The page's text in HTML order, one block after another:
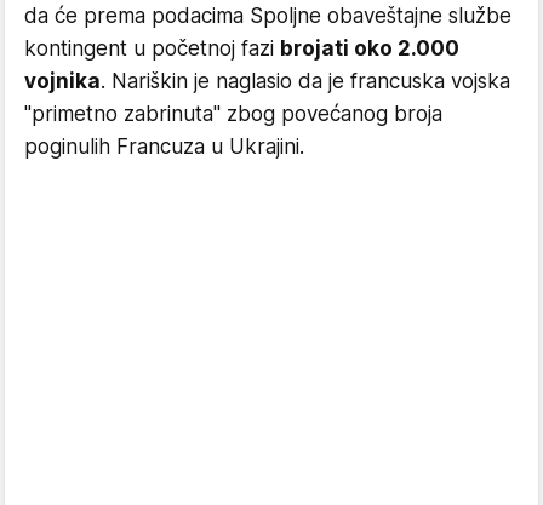
da će prema podacima Spoljne obaveštajne službe
kontingent u početnoj fazi brojati oko 2.000
vojnika. Nariškin je naglasio da je francuska vojska
"primetno zabrinuta" zbog povećanog broja
poginulih Francuza u Ukrajini.